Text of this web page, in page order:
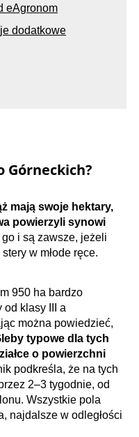
eAgronom
dodatkowe
Górneckich?
mają swoje hektary,
powierzyli synowi
i są zawsze, jeżeli
w młode ręce.
950 ha bardzo
klasy III a
można powiedzieć,
typowe dla tych
o powierzchni
podkreśla, że na tych
2–3 tygodnie, od
Wszystkie pola
najdalsze w odległości